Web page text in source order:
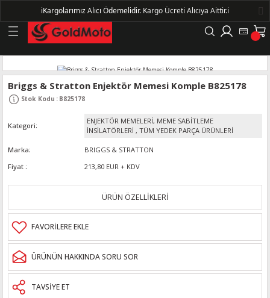
Geri Dön
KASNAKLI ALTERNATÖRLER - 1500
Briggs & Stratton Enjektör Memesi Komple B825178
Stok Kodu : B825178
Kategori
ENJEKTÖR MEMELERİ, MEME SABİTLEME
İNSİLATÖRLERİ , TÜM YEDEK PARÇA ÜRÜNLERİ
Marka
BRIGGS & STRATTON
Fiyat
213,80 EUR + KDV
ÜRÜN ÖZELLİKLERİ
ÜRÜNÜN HAKKINDA SORU SOR
TAVSİYE ET
ℹ️Kargolarımız Alıcı Ödemelidir. Kargo Ücreti Alıcıya Aittir.ℹ️